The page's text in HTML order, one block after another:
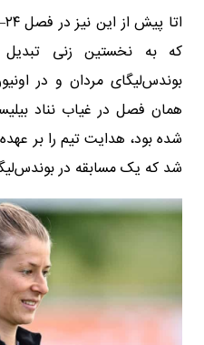
که به نخستین زنی
بوندس‌لیگای مردان و در
همان فصل در غیاب نناد
شده بود، هدایت تیم را بر
شد که یک مسابقه در